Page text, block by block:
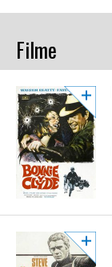
Filme